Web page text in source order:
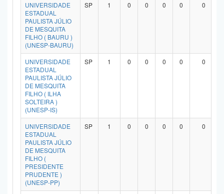
UNIVERSIDADE
ESTADUAL
PAULISTA JÚLIO
DE MESQUITA
FILHO ( BAURU )
(UNESP-BAURU)
SP 1 0 0 0 0 0
UNIVERSIDADE
ESTADUAL
PAULISTA JÚLIO
DE MESQUITA
FILHO ( ILHA
SOLTEIRA )
(UNESP-IS)
SP 1 0 0 0 0 0
UNIVERSIDADE
ESTADUAL
PAULISTA JÚLIO
DE MESQUITA
FILHO (
PRESIDENTE
PRUDENTE )
(UNESP-PP)
SP 1 0 0 0 0 0